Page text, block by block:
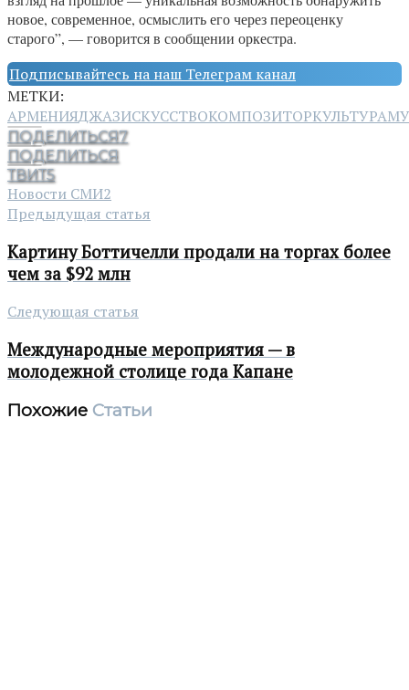
новое, современное, осмыслить его через переоценку
старого”, — говорится в сообщении оркестра.
Подписывайтесь на наш Телеграм канал
МЕТКИ:
АРМЕНИЯДЖАЗИСКУССТВОКОМПОЗИТОРКУЛЬТУРА
ПОДЕЛИТЬСЯ7
ПОДЕЛИТЬСЯ
ТВИТ5
Новости СМИ2
Предыдущая статья
Картину Боттичелли продали на торгах более
чем за $92 млн
Следующая статья
Международные мероприятия — в
молодежной столице года Капане
Похожие Статьи